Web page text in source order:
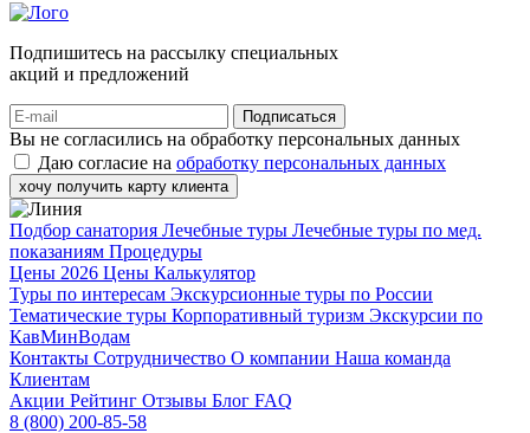
Подпишитесь на рассылку специальных
акций и предложений
Подписаться
Вы не согласились на обработку персональных данных
Даю согласие на обработку персональных данных
хочу получить карту клиента
Подбор санатория Лечебные туры Лечебные туры по мед.
показаниям Процедуры
Цены 2026 Цены Калькулятор
Туры по интересам Экскурсионные туры по России
Тематические туры Корпоративный туризм Экскурсии по
КавМинВодам
Контакты Сотрудничество О компании Наша команда
Клиентам
Акции Рейтинг Отзывы Блог FAQ
8 (800) 200-85-58